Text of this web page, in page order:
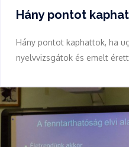
Hány pontot
Hány pontot kaphattok, ha
nyelvvizsgátok és emelt